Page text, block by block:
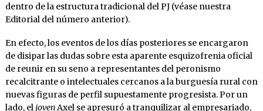
dentro de la estructura tradicional del PJ (véase nuestra
Editorial del número anterior).
En efecto, los eventos de los días posteriores se encargaron
de disipar las dudas sobre esta aparente esquizofrenia oficial
de reunir en su seno a representantes del peronismo
recalcitrante o intelectuales cercanos a la burguesía rural con
nuevas figuras de perfil supuestamente progresista. Por un
lado, el jovenAxel se apresuró a tranquilizar al empresariado,